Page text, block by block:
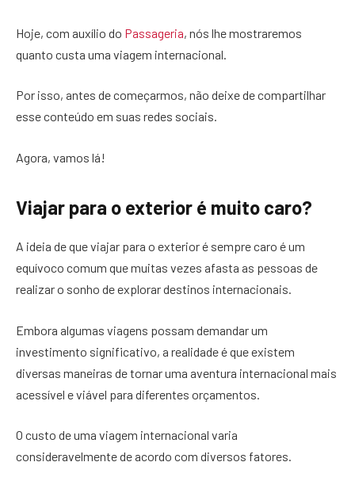
Hoje, com auxílio do Passageria, nós lhe mostraremos
quanto custa uma viagem internacional.
Por isso, antes de começarmos, não deixe de compartilhar
esse conteúdo em suas redes sociais.
Agora, vamos lá!
Viajar para o exterior é muito caro?
A ideia de que viajar para o exterior é sempre caro é um
equívoco comum que muitas vezes afasta as pessoas de
realizar o sonho de explorar destinos internacionais.
Embora algumas viagens possam demandar um
investimento significativo, a realidade é que existem
diversas maneiras de tornar uma aventura internacional mais
acessível e viável para diferentes orçamentos.
O custo de uma viagem internacional varia
consideravelmente de acordo com diversos fatores.